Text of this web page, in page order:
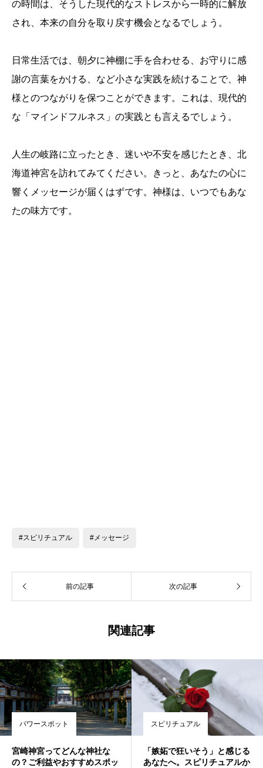
の時間は、そうした現代的なストレスから一時的に解放
され、本来の自分を取り戻す機会となるでしょう。
日常生活では、朝夕に神棚に手を合わせる、お守りに感
謝の言葉をかける、など小さな実践を続けることで、神
様とのつながりを保つことができます。これは、現代的
な「マインドフルネス」の実践とも言えるでしょう。
人生の岐路に立ったとき、迷いや不安を感じたとき、北
海道神宮を訪れてみてください。きっと、あなたの心に
響くメッセージが届くはずです。神様は、いつでもあな
たの味方です。
#スピリチュアル #メッセージ
前の記事 次の記事
関連記事
パワースポット
宮崎神宮ってどんな神社な
の？ご利益やおすすめスポッ
スピリチュアル
「嫉妬で狂いそう」と感じる
あなたへ。スピリチュアルか